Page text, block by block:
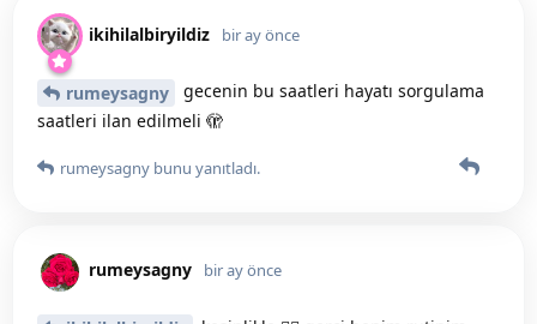
ikihilalbiryildiz bir ay önce
rumeysagny
gecenin bu saatleri hayatı sorgulama
saatleri ilan edilmeli 🫣
rumeysagny bunu yanıtladı.
rumeysagny bir ay önce